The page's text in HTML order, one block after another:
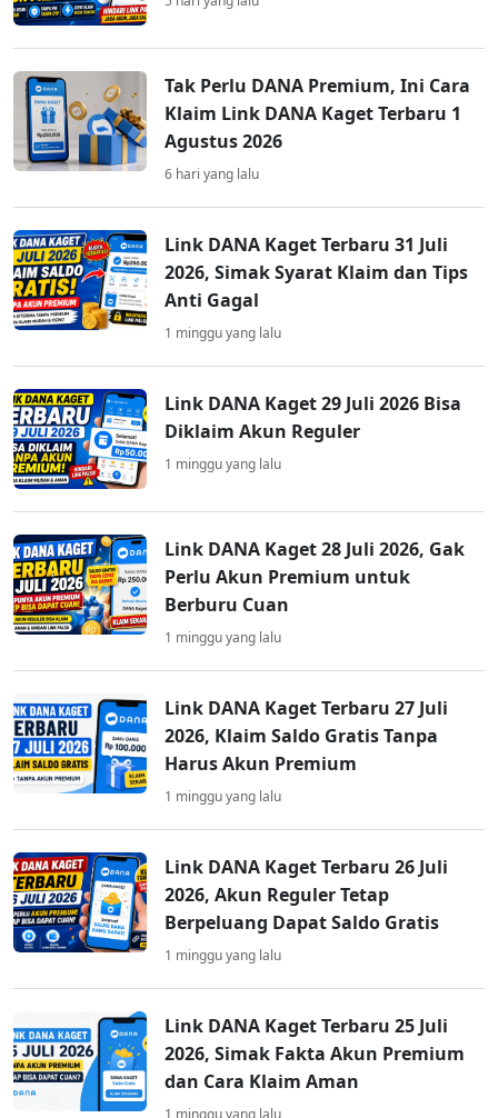
Tak Perlu DANA Premium, Ini Cara
Klaim Link DANA Kaget Terbaru 1
Agustus 2026
6 hari yang lalu
Link DANA Kaget Terbaru 31 Juli
2026, Simak Syarat Klaim dan Tips
Anti Gagal
1 minggu yang lalu
Link DANA Kaget 29 Juli 2026 Bisa
Diklaim Akun Reguler
1 minggu yang lalu
Link DANA Kaget 28 Juli 2026, Gak
Perlu Akun Premium untuk
Berburu Cuan
1 minggu yang lalu
Link DANA Kaget Terbaru 27 Juli
2026, Klaim Saldo Gratis Tanpa
Harus Akun Premium
1 minggu yang lalu
Link DANA Kaget Terbaru 26 Juli
2026, Akun Reguler Tetap
Berpeluang Dapat Saldo Gratis
1 minggu yang lalu
Link DANA Kaget Terbaru 25 Juli
2026, Simak Fakta Akun Premium
dan Cara Klaim Aman